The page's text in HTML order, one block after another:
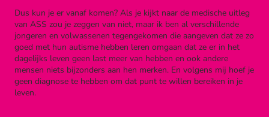
Dus kun je er vanaf komen? Als je kijkt naar de medische uitleg
van ASS zou je zeggen van niet, maar ik ben al verschillende
jongeren en volwassenen tegengekomen die aangeven dat ze zo
goed met hun autisme hebben leren omgaan dat ze er in het
dagelijks leven geen last meer van hebben en ook andere
mensen niets bijzonders aan hen merken. En volgens mij hoef je
geen diagnose te hebben om dat punt te willen bereiken in je
leven.